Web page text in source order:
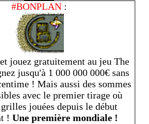
#BONPLAN :
jouez gratuitement au jeu The
jusqu'à 1 000 000 000€ sans
! Mais aussi des sommes
avec le premier tirage où
jouées depuis le début
! Une première mondiale !